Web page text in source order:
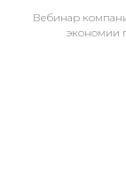
Вебинар
экономии